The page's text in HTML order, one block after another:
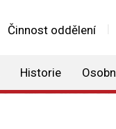
Činnost oddělení
Historie